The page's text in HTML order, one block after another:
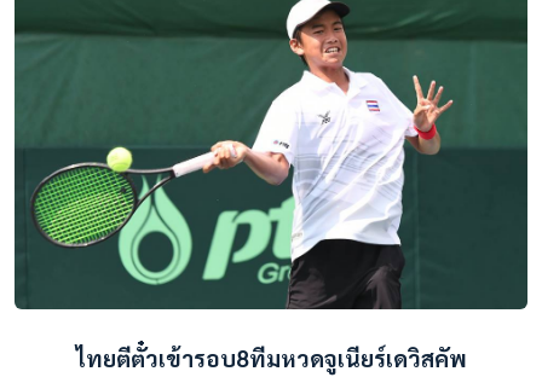
ไทยตีตั๋วเข้ารอบ8ทีมหวดจูเนียร์เดวิสคัพ